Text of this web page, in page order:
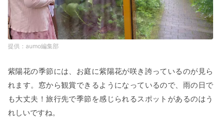
aumo編集部
紫陽花の季節には、お庭に紫陽花が咲き誇っているのが見ら
れます。窓から観賞できるようになっているので、雨の日で
も大丈夫！旅行先で季節を感じられるスポットがあるのはう
れしいですね。